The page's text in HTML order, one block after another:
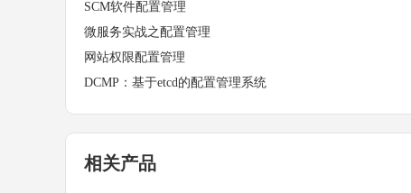
SCM软件配置管理
微服务实战之配置管理
网站权限配置管理
DCMP：基于etcd的配置管理系统
相关产品